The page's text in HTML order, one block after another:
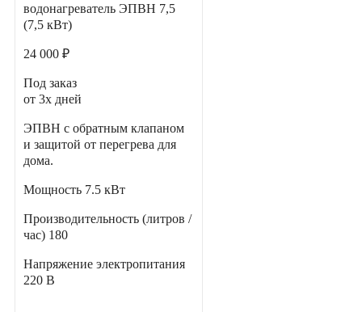
водонагреватель ЭПВН 7,5
(7,5 кВт)
24 000 ₽
Под заказ
от 3х дней
ЭПВН с обратным клапаном
и защитой от перегрева для
дома.
Мощность 7.5 кВт
Производительность (литров /
час) 180
Напряжение электропитания
220 В